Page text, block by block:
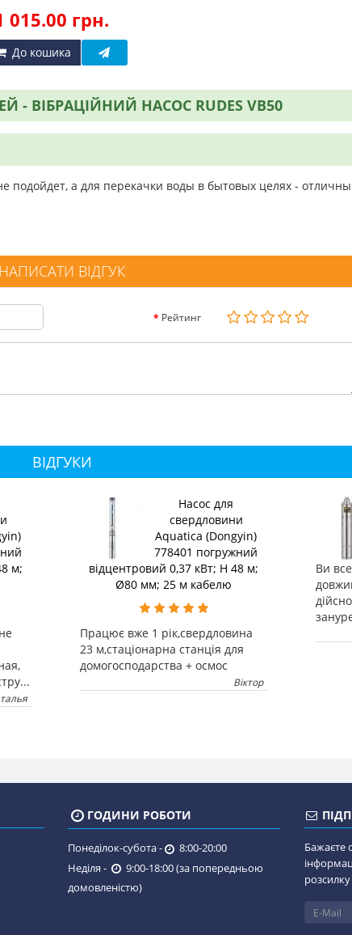
015.00 грн.
До кошика
- ВІБРАЦІЙНИЙ НАСОС RUDES VB50
а для перекачки воды в бытовых целях -
НАПИСАТИ ВІДГУК
Рейтинг
ВІДГУКИ
м;
Насос для
свердловини
Aquatica (Dongyin)
778401 погружний
відцентровий 0,37 кВт; H 48 м;
Ø80 мм; 25 м кабелю
Працює вже 1 рік,свердловина
23 м,стаціонарна станція для
домогосподарства + осмос
Віктор
Ви
ГОДИНИ РОБОТИ
Понеділок-субота -
8:00-20:00
Неділя -
9:00-18:00 (за попередньою
домовленістю)
Бажаєте
розсилку